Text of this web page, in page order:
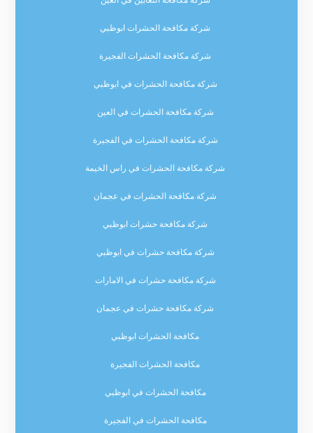
شركة مكافحة الحشرات ابوظبي
شركة مكافحة الحشرات الفجيرة
شركة مكافحة الحشرات في ابوظبي
شركة مكافحة الحشرات في العين
شركة مكافحة الحشرات في الفجيرة
شركة مكافحة الحشرات في راس الخيمة
شركة مكافحة الحشرات في عجمان
شركة مكافحة حشرات ابوظبي
شركة مكافحة حشرات في ابوظبي
شركة مكافحة حشرات في الامارات
شركة مكافحة حشرات في عجمان
مكافحة الحشرات ابوظبي
مكافحة الحشرات الفجيرة
مكافحة الحشرات في ابوظبي
مكافحة الحشرات في الفجيرة